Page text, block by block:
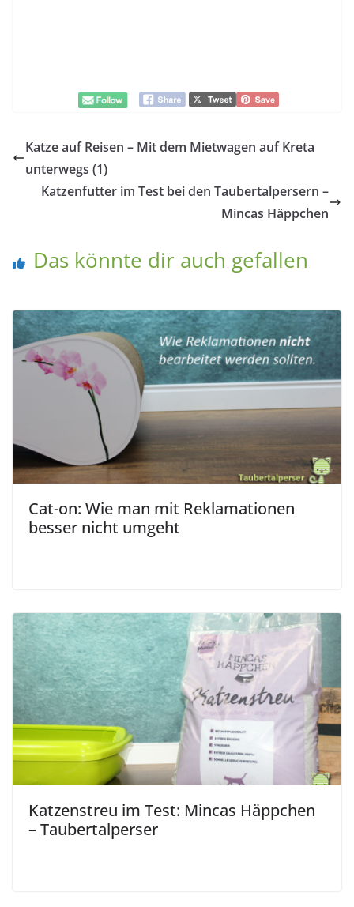
Katze auf Reisen – Mit dem Mietwagen auf Kreta
unterwegs (1)
Katzenfutter im Test bei den Taubertalpersern –
Mincas Häppchen
Das könnte dir auch gefallen
Cat-on: Wie man mit Reklamationen
besser nicht umgeht
Katzenstreu im Test: Mincas Häppchen
– Taubertalperser